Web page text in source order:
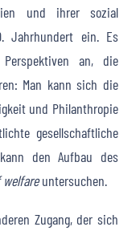
und ihrer sozial
Jahrhundert ein. Es
an, die
Man kann sich die
und Philanthropie
gesellschaftliche
den Aufbau des
untersuchen.
Zugang, der sich